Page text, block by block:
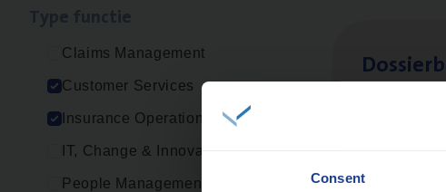
Consent
Claims Management
Customer Services
Insurance Operations
IT, Change & Innovation
People Management